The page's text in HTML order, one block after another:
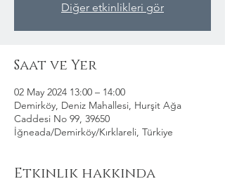
Diğer etkinlikleri gör
Saat ve Yer
02 May 2024 13:00 – 14:00
Demirköy, Deniz Mahallesi, Hurşit Ağa
Caddesi No 99, 39650
İğneada/Demirköy/Kırklareli, Türkiye
Etkinlik hakkında